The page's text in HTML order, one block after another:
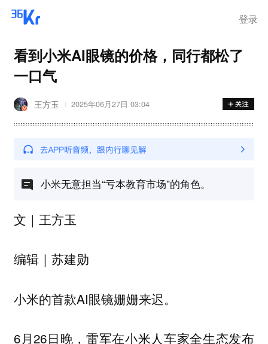
登录
看到小米AI眼镜的价格，同行都松了
一口气
王方玉 2025年06月27日 03:04
小米无意担当“亏本教育市场”的角色。
文｜王方玉
编辑｜苏建勋
小米的首款AI眼镜姗姗来迟。
6月26日晚，雷军在小米人车家全生态发布